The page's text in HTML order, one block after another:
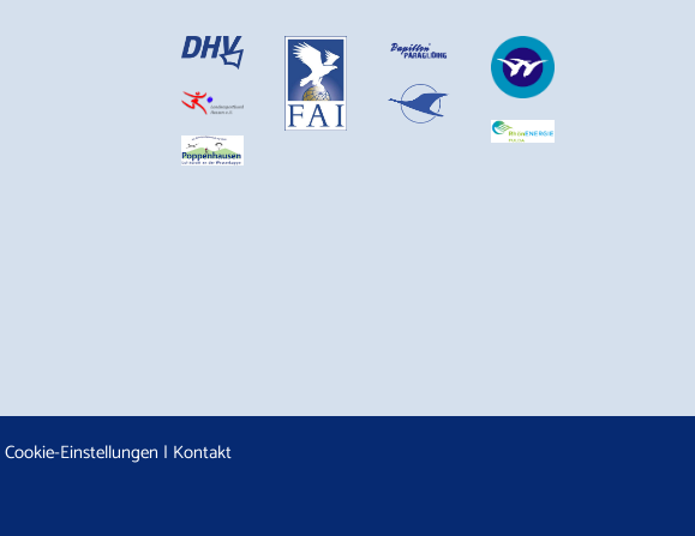
Cookie-Einstellungen | Kontakt